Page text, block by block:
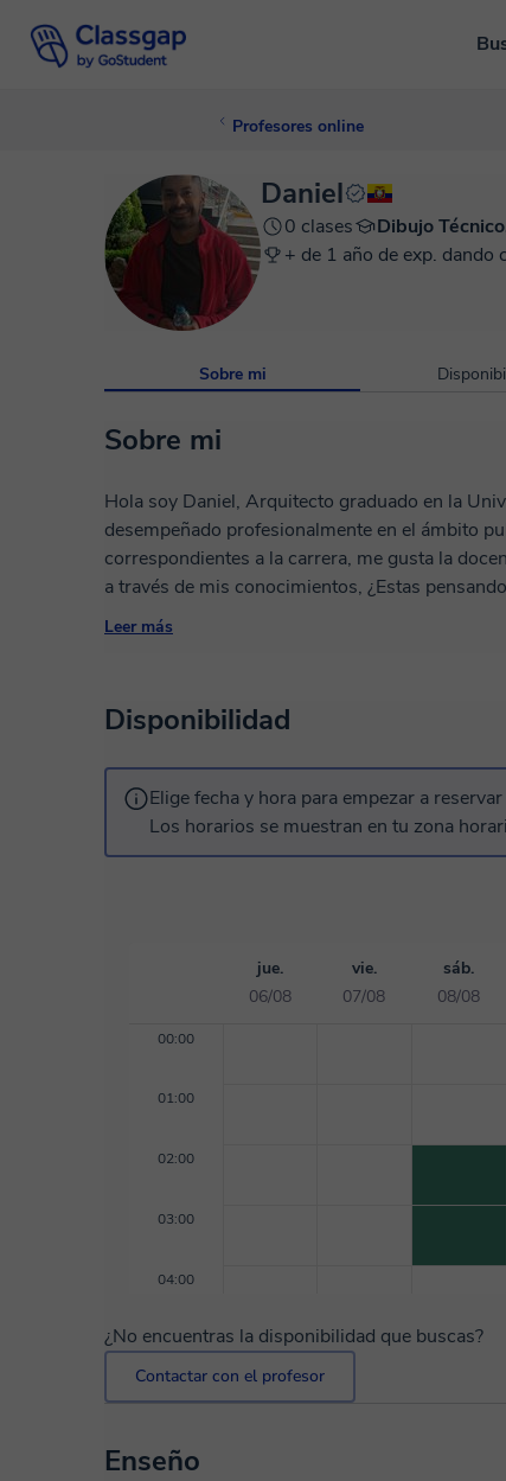
Profesores online
Daniel
0 clases Dibujo
+ de 1 año de exp. dando
Sobre mi
Sobre mi
Hola soy Daniel, Arquitecto graduado en la
desempeñado profesionalmente en el ámbito
correspondientes a la carrera, me gusta la
a través de mis conocimientos, ¿Estas
Pues está es la oportunidad para que puedas
Leer más
Disponibilidad
Elige fecha y hora para empezar a
Los horarios se muestran en tu zona
jue.
06/08
vie.
07/08
sáb.
08/08
00:00
01:00
02:00
03:00
04:00
¿No encuentras la disponibilidad que buscas?
Contactar con el profesor
Enseño